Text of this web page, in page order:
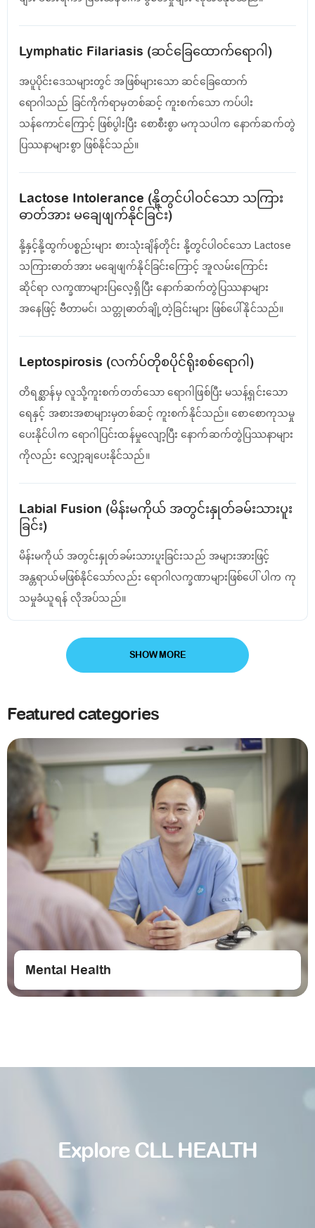
Featured categories
Mental Health
Lymphatic Filariasis (ဆင်ခြေထောက်ရောဂါ)
အပူပိုင်းဒေသများတွင် အဖြစ်များသော ဆင်ခြေထောက်
ရောဂါသည် ခြင်ကိုက်ရာမှတစ်ဆင့် ကူးစက်သော ကပ်ပါး
သန်ကောင်ကြောင့် ဖြစ်ပွါးပြီး စောစီးစွာ မကုသပါက နောက်ဆက်တွဲ
ပြဿနာများစွာ ဖြစ်နိုင်သည်။
Lactose Intolerance (နို့တွင်ပါဝင်သော သကြား
ဓာတ်အား မချေဖျက်နိုင်ခြင်း)
နို့နှင့်နို့ထွက်ပစ္စည်းများ စားသုံးချိန်တိုင်း နို့တွင်ပါဝင်သော Lactose
သကြားဓာတ်အား မချေဖျက်နိုင်ခြင်းကြောင့် အူလမ်းကြောင်း
ဆိုင်ရာ လက္ခဏာများပြလေ့ရှိပြီး နောက်ဆက်တွဲပြဿနာများ
အနေဖြင့် ဗီတာမင်၊ သတ္တုဓာတ်ချို့တဲ့ခြင်းများ ဖြစ်ပေါ်နိုင်သည်။
Leptospirosis (လက်ပ်တိုစပိုင်ရိုးစစ်ရောဂါ)
တိရစ္ဆာန်မှ လူသို့ကူးစက်တတ်သော ရောဂါဖြစ်ပြီး မသန့်ရှင်းသော
ရေနှင့် အစားအစာများမှတစ်ဆင့် ကူးစက်နိုင်သည်။ စောစောကုသမှု
ပေးနိုင်ပါက ရောဂါပြင်းထန်မှုလျော့ပြီး နောက်ဆက်တွဲပြဿနာများ
ကိုလည်း လျှော့ချပေးနိုင်သည်။
Labial Fusion (မိန်းမကိုယ် အတွင်းနှုတ်ခမ်းသားပူး
ခြင်း)
မိန်းမကိုယ် အတွင်းနှုတ်ခမ်းသားပူးခြင်းသည် အများအားဖြင့်
အန္တရာယ်မဖြစ်နိုင်သော်လည်း ရောဂါလက္ခဏာများဖြစ်ပေါ် ပါက ကု
သမှုခံယူရန် လိုအပ်သည်။
SHOW MORE
Explore CLL HEALTH